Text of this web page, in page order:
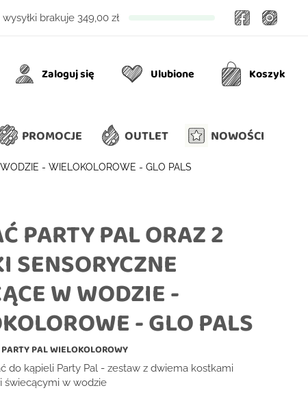
brakuje 349,00 zł Facebook
Zaloguj się UlubioneUlubione KoszykKoszyk
PROMOCJE OUTLET NOWOŚCI
- WIELOKOLOROWE - GLO PALS
PARTY PAL ORAZ 2
SENSORYCZNE
W WODZIE -
- GLO PALS
PAL WIELOKOLOROWY
do kąpieli Party Pal - zestaw z dwiema kostkami
świecącymi w wodzie